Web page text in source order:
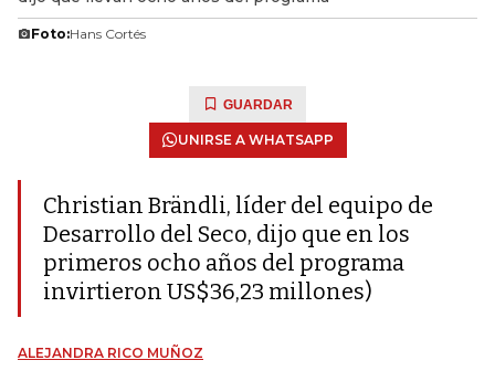
Foto:Hans Cortés
GUARDAR
UNIRSE A WHATSAPP
Christian Brändli, líder del equipo de
Desarrollo del Seco, dijo que en los
primeros ocho años del programa
invirtieron US$36,23 millones)
ALEJANDRA RICO MUÑOZ